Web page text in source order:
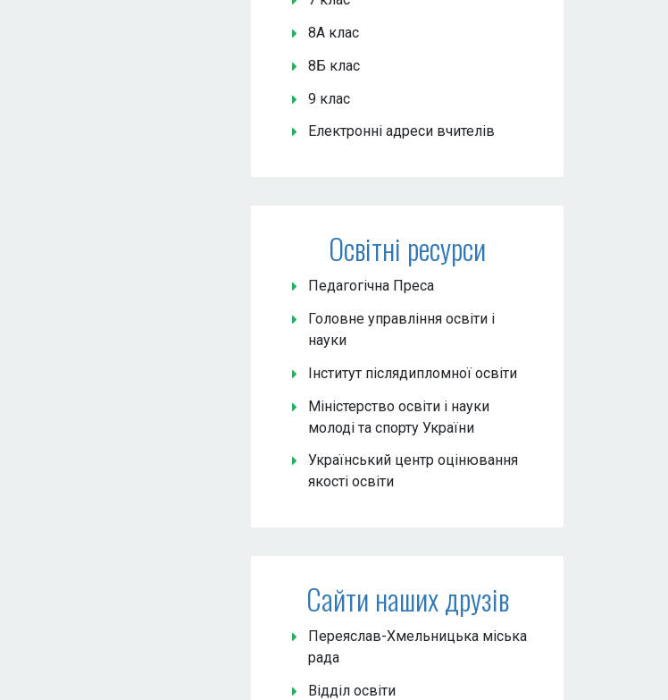
8А клас
8Б клас
9 клас
Електронні адреси вчителів
Освітні ресурси
Педагогічна Преса
Головне управління освіти і
науки
Інститут післядипломної освіти
Міністерство освіти і науки
молоді та спорту України
Український центр оцінювання
якості освіти
Сайти наших друзів
Переяслав-Хмельницька міська
рада
Відділ освіти